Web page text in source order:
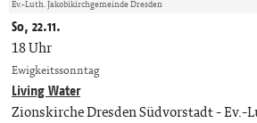
Ev.-Luth. Jakobikirchgemeinde Dresden
So, 22.11.
18 Uhr
Ewigkeitssonntag
Living Water
Zionskirche Dresden Südvorstadt Ev.-